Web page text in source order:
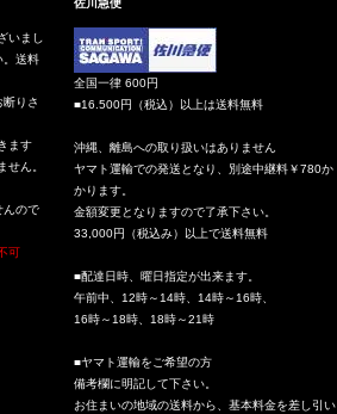
いまし
。送料
りさ
ます
せん。
んので
可
佐川急便
全国一律 600円
■16.500円（税込）以上は送料無料
沖縄、離島への取り扱いはありません
ヤマト運輸での発送となり、別途中継料￥780か
かります。
金額変更となりますので了承下さい。
33,000円（税込み）以上で送料無料
■配達日時、曜日指定が出来ます。
午前中、12時～14時、14時～16時、
16時～18時、18時～21時
■ヤマト運輸をご希望の方
備考欄に明記して下さい。
お住まいの地域の送料から、基本料金を差し引い